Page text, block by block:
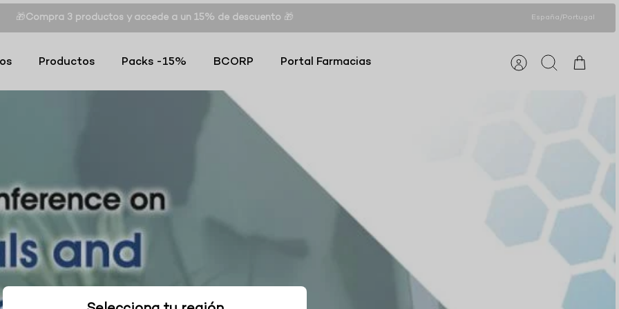
🎁Compra 3 productos y accede a un 15% de descuento 🎁 España/Portugal
Productos Packs -15% BCORP Portal Farmacias Cuenta Buscar Carrito